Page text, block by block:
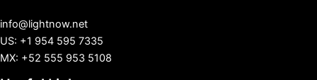
info@lightnow.net
US: +1 954 595 7335
MX: +52 555 953 5108